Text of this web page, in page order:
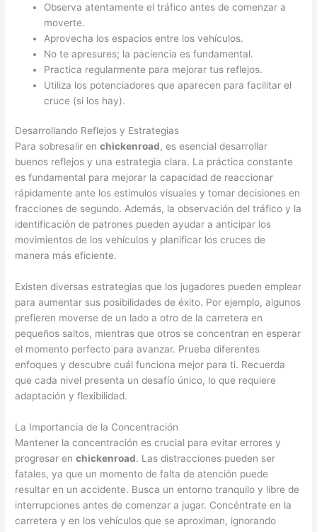
Observa atentamente el tráfico antes de comenzar a
moverte.
Aprovecha los espacios entre los vehículos.
No te apresures; la paciencia es fundamental.
Practica regularmente para mejorar tus reflejos.
Utiliza los potenciadores que aparecen para facilitar el
cruce (si los hay).
Desarrollando Reflejos y Estrategias
Para sobresalir enchickenroad, es esencial desarrollar
buenos reflejos y una estrategia clara. La práctica constante
es fundamental para mejorar la capacidad de reaccionar
rápidamente ante los estímulos visuales y tomar decisiones en
fracciones de segundo. Además, la observación del tráfico y la
identificación de patrones pueden ayudar a anticipar los
movimientos de los vehículos y planificar los cruces de
manera más eficiente.
Existen diversas estrategias que los jugadores pueden emplear
para aumentar sus posibilidades de éxito. Por ejemplo, algunos
prefieren moverse de un lado a otro de la carretera en
pequeños saltos, mientras que otros se concentran en esperar
el momento perfecto para avanzar. Prueba diferentes
enfoques y descubre cuál funciona mejor para ti. Recuerda
que cada nivel presenta un desafío único, lo que requiere
adaptación y flexibilidad.
La Importancia de la Concentración
Mantener la concentración es crucial para evitar errores y
progresar enchickenroad. Las distracciones pueden ser
fatales, ya que un momento de falta de atención puede
resultar en un accidente. Busca un entorno tranquilo y libre de
interrupciones antes de comenzar a jugar. Concéntrate en la
carretera y en los vehículos que se aproximan, ignorando